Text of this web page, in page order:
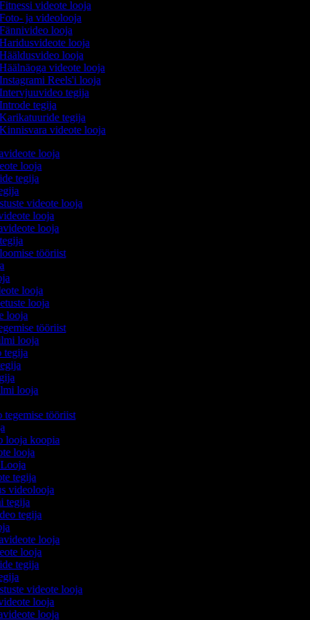
videote looja
ja videolooja
looja
looja
looja
videote looja
Reels'i looja
tegija
tegija
tegija
videote looja
looja
looja
tegija
videote looja
looja
looja
tööriist
looja
looja
looja
tööriist
looja
tegija
looja
tegemise tööriist
looja koopia
looja
tegija
videolooja
tegija
tegija
looja
looja
tegija
videote looja
looja
looja